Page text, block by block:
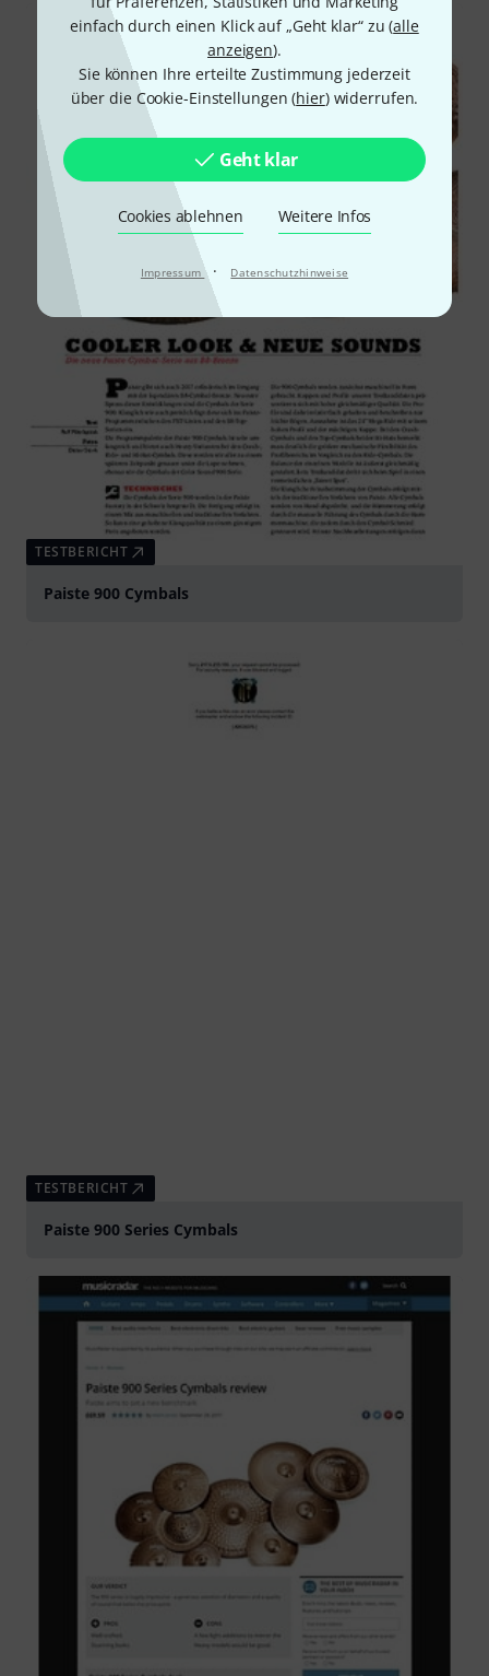
einfach durch einen Klick auf „Geht klar“ zu (alle
anzeigen).
Sie können Ihre erteilte Zustimmung jederzeit
über die Cookie-Einstellungen (hier) widerrufen.
Geht klar
Cookies ablehnen Weitere Infos
Impressum · Datenschutzhinweise
TESTBERICHT
Paiste 900 Cymbals
TESTBERICHT
Paiste 900 Series Cymbals